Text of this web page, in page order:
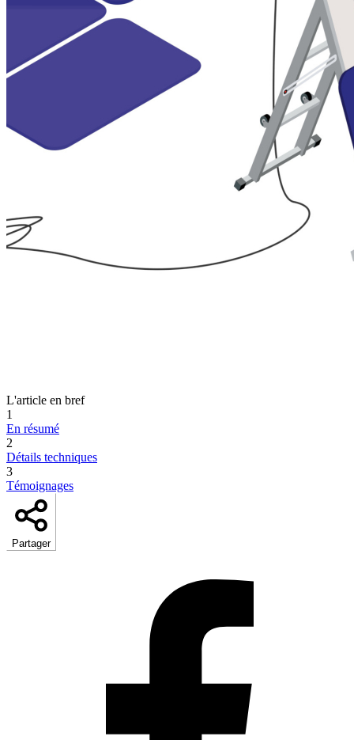
L'article en bref
1
En résumé
2
Détails techniques
3
Témoignages
Partager